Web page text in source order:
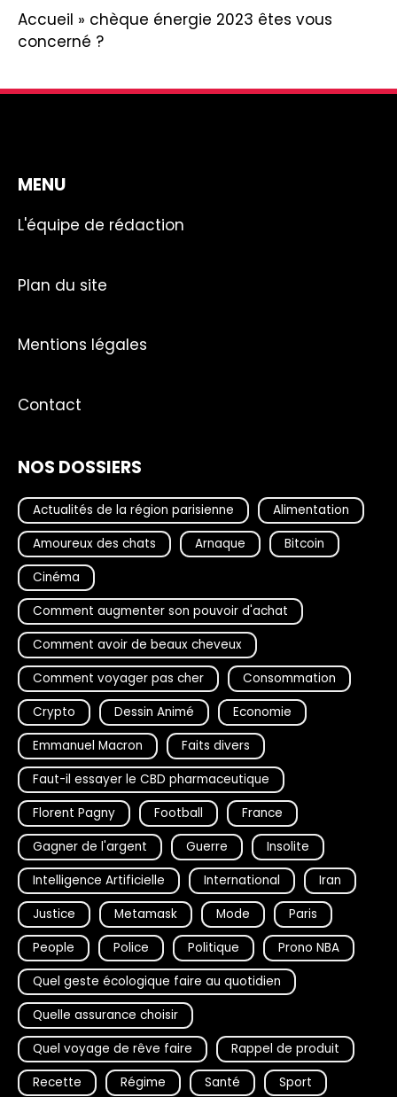
Accueil » chèque énergie 2023 êtes vous
concerné ?
MENU
L'équipe de rédaction
Plan du site
Mentions légales
Contact
NOS DOSSIERS
Actualités de la région parisienne
Alimentation
Amoureux des chats
Arnaque
Bitcoin
Cinéma
Comment augmenter son pouvoir d'achat
Comment avoir de beaux cheveux
Comment voyager pas cher
Consommation
Crypto
Dessin Animé
Economie
Emmanuel Macron
Faits divers
Faut-il essayer le CBD pharmaceutique
Florent Pagny
Football
France
Gagner de l'argent
Guerre
Insolite
Intelligence Artificielle
International
Iran
Justice
Metamask Mode
Paris
People
Police Politique
Prono NBA
Quel geste écologique faire au quotidien
Quelle assurance choisir
Quel voyage de rêve faire
Rappel de produit
Recette
Régime Santé Sport